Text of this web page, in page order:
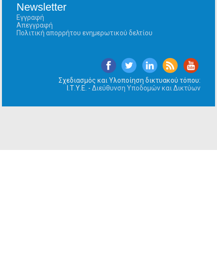
Newsletter
Εγγραφή
Απεγγραφή
Πολιτική απορρήτου ενημερωτικού δελτίου
Σχεδιασμός και Υλοποίηση δικτυακού τόπου:
Ι.Τ.Υ.Ε. - Διεύθυνση Υποδομών και Δικτύων